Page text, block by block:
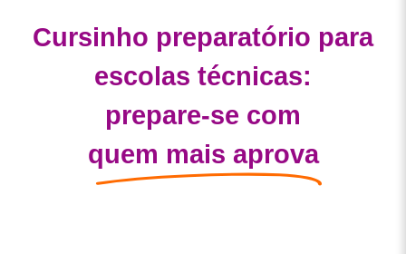
Cursinho preparatório para
escolas técnicas:
prepare-se com
quem mais aprova